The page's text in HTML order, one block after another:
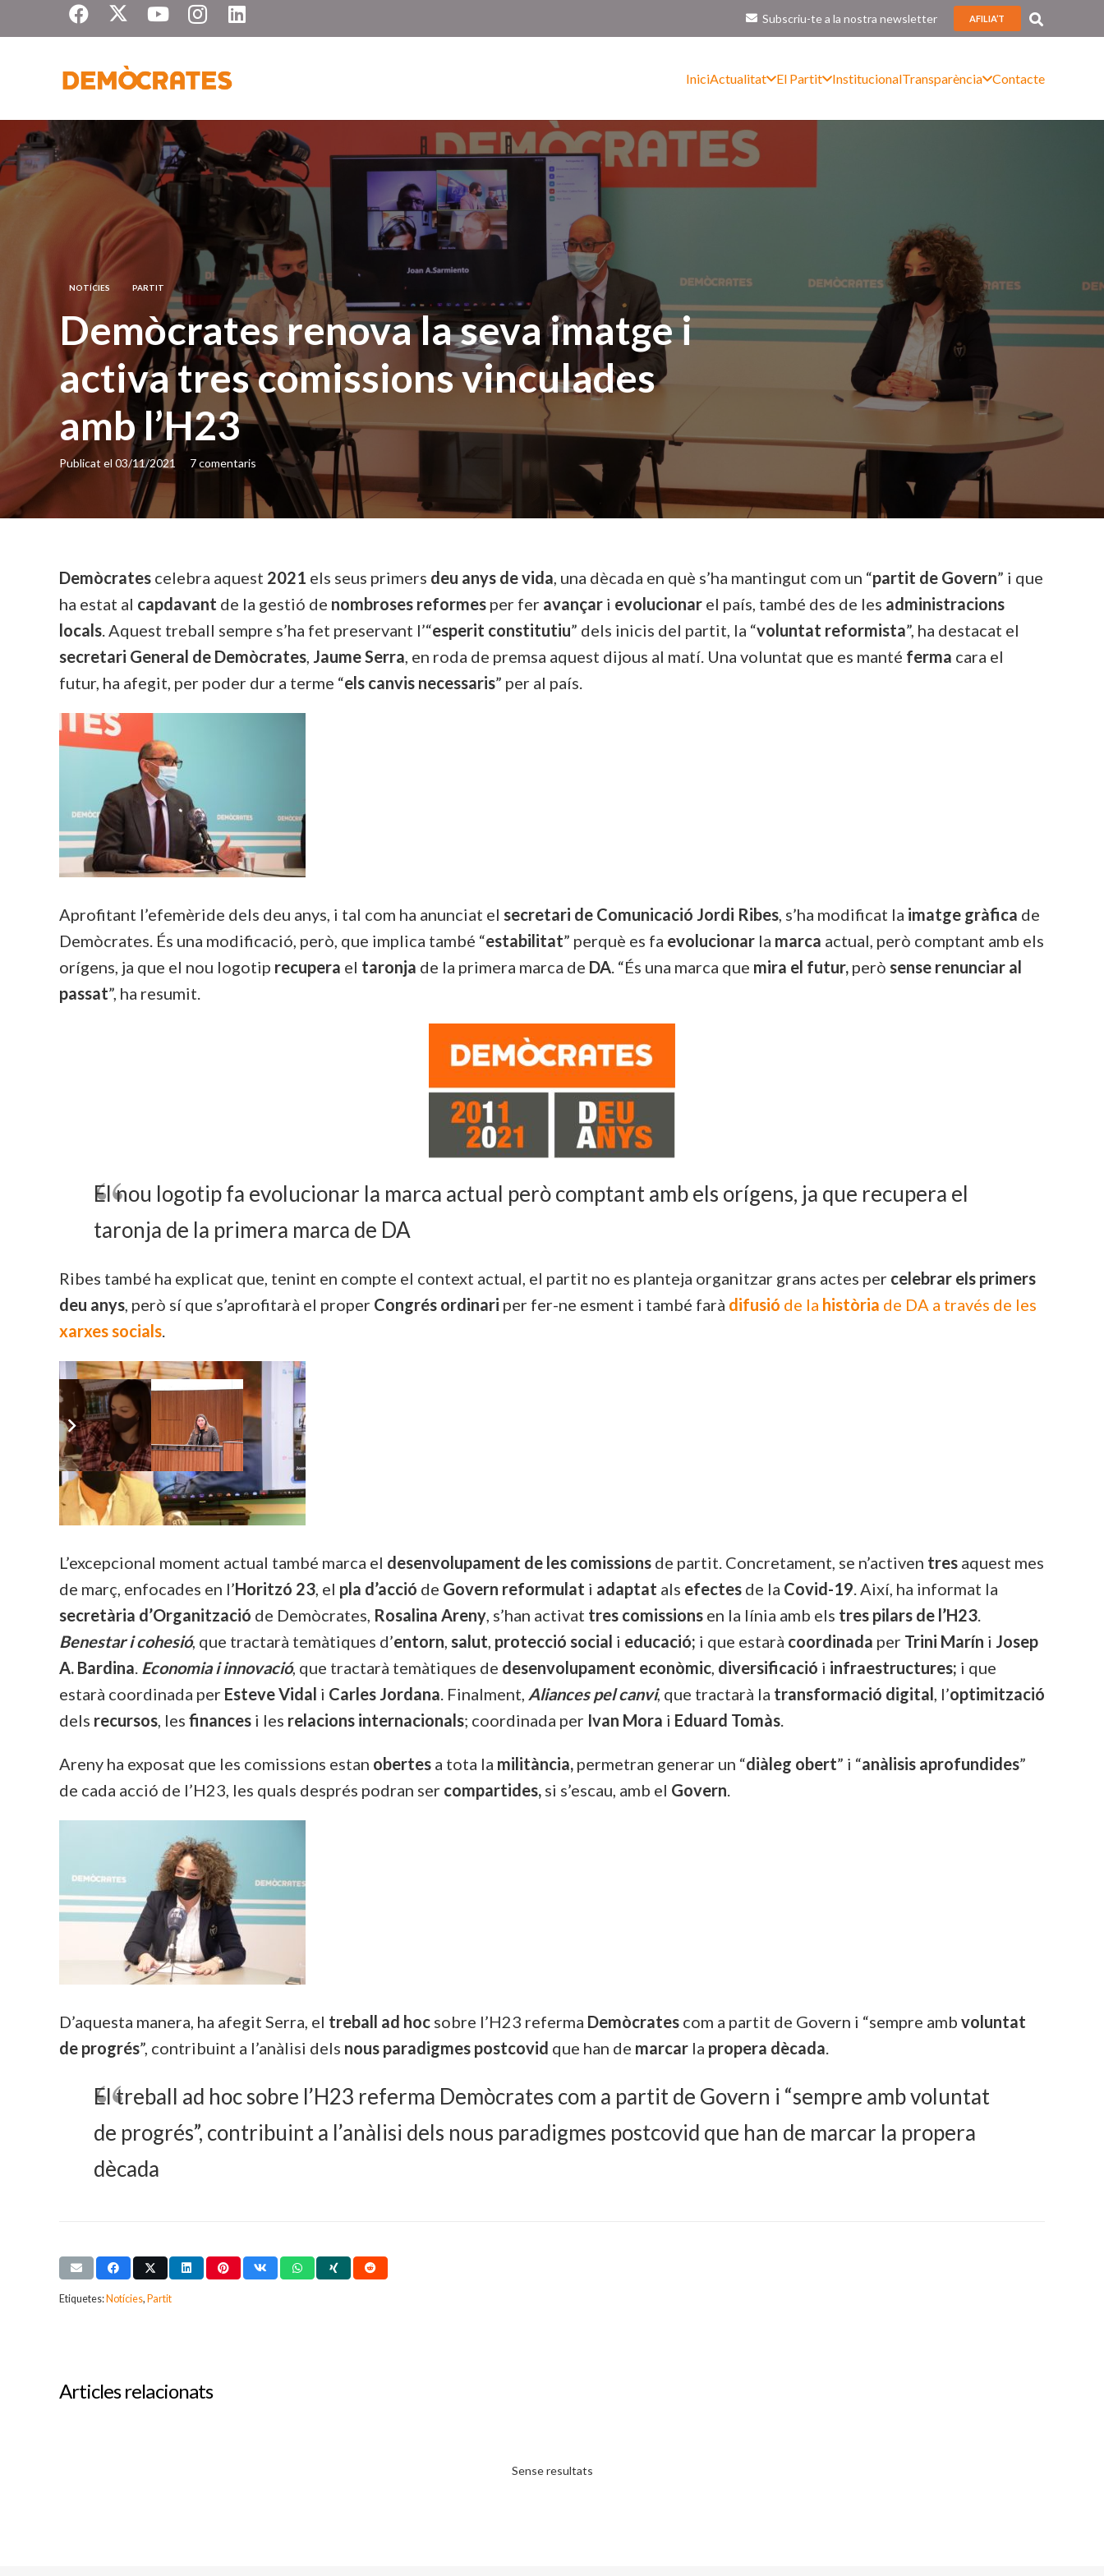
Subscriu-te a la nostra newsletter AFILIA’T
IniciActualitat El Partit InstitucionalTransparència Contacte
NOTÍCIES PARTIT
Demòcrates renova la seva imatge i
activa tres comissions vinculades
amb l’H23
Publicat el 03/11/2021 7comentaris
Demòcrates celebra aquest 2021 els seus primers deu anys de vida, una dècada en què s’ha mantingut com un “partit de Govern” i que
ha estat al capdavant de la gestió de nombroses reformes per fer avançar i evolucionar el país, també des de les administracions
locals. Aquest treball sempre s’ha fet preservant l’“esperit constitutiu” dels inicis del partit, la “voluntat reformista”, ha destacat el
secretari General de Demòcrates, Jaume Serra, en roda de premsa aquest dijous al matí. Una voluntat que es manté ferma cara el
futur, ha afegit, per poder dur a terme “els canvis necessaris” per al país.
Aprofitant l’efemèride dels deu anys, i tal com ha anunciat el secretari de Comunicació Jordi Ribes, s’ha modificat la imatge gràfica de
Demòcrates. És una modificació, però, que implica també “estabilitat” perquè es fa evolucionar la marca actual, però comptant amb els
orígens, ja que el nou logotip recupera el taronja de la primera marca de DA. “És una marca que mira el futur, però sense renunciar al
passat”, ha resumit.
El nou logotip fa evolucionar la marca actual però comptant amb els orígens, ja que recupera el
taronja de la primera marca de DA
Ribes també ha explicat que, tenint en compte el context actual, el partit no es planteja organitzar grans actes per celebrar els primers
deu anys, però sí que s’aprofitarà el proper Congrés ordinari per fer-ne esment i també farà difusió de la història de DA a través de les
xarxes socials.
L’excepcional moment actual també marca el desenvolupament de les comissions de partit. Concretament, se n’activen tres aquest mes
de març, enfocades en l’Horitzó 23, el pla d’acció de Govern reformulat i adaptat als efectes de la Covid-19. Així, ha informat la
secretària d’Organització de Demòcrates, Rosalina Areny, s’han activat tres comissions en la línia amb els tres pilars de l’H23.
Benestar i cohesió, que tractarà temàtiques d’entorn, salut, protecció social i educació; i que estarà coordinada per Trini Marín i Josep
A. Bardina. Economia i innovació, que tractarà temàtiques de desenvolupament econòmic, diversificació i infraestructures; i que
estarà coordinada per EsteveVidal i Carles Jordana. Finalment, Aliances pel canvi, que tractarà la transformació digital, l’optimització
dels recursos, les finances i les relacions internacionals; coordinada per Ivan Mora i Eduard Tomàs.
Areny ha exposat que les comissions estan obertes a tota la militància, permetran generar un “diàleg obert” i “anàlisis aprofundides”
de cada acció de l’H23, les quals després podran ser compartides, si s’escau, amb el Govern.
D’aquesta manera, ha afegit Serra, el treball ad hoc sobre l’H23 referma Demòcrates com a partit de Govern i “sempre amb voluntat
de progrés”, contribuint a l’anàlisi dels nous paradigmes postcovid que han de marcar la propera dècada.
El treball ad hoc sobre l’H23 referma Demòcrates com a partit de Govern i “sempre amb voluntat
de progrés”, contribuint a l’anàlisi dels nous paradigmes postcovid que han de marcar la propera
dècada
Etiquetes: Notícies, Partit
Articles relacionats
Sense resultats